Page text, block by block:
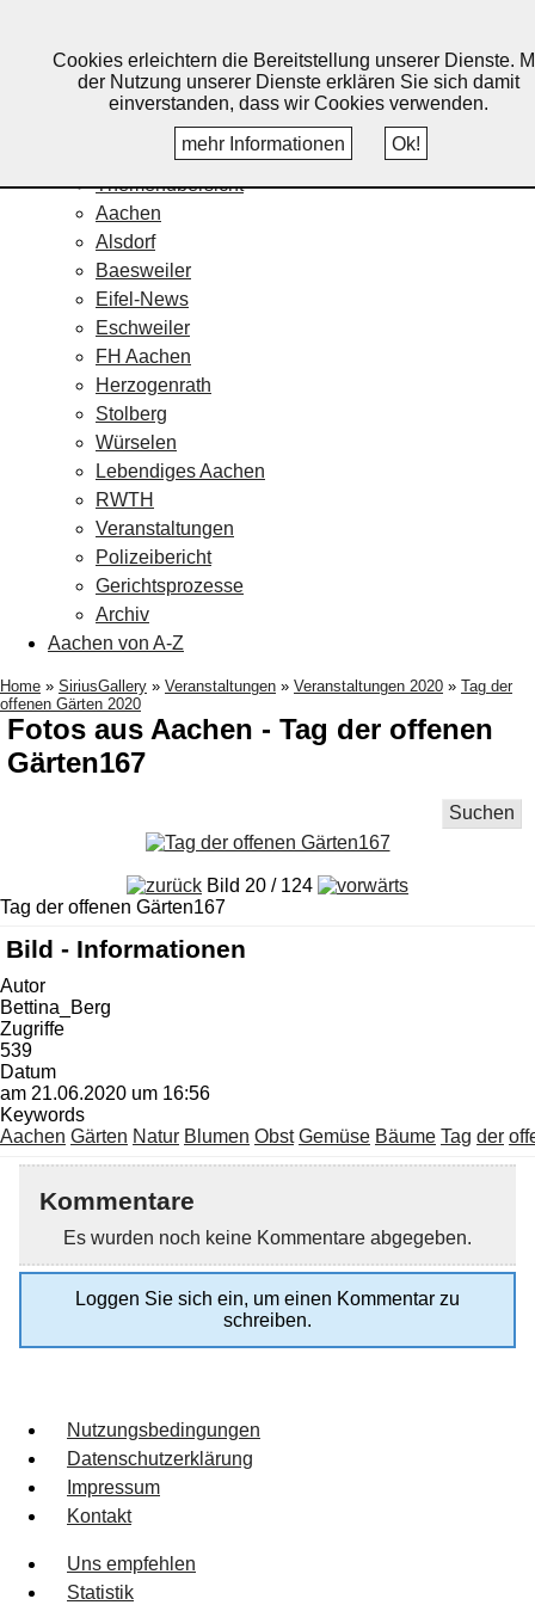
Home
Veranstaltungskalender
Themenübersicht
Aachen
Alsdorf
Baesweiler
Eifel-News
Eschweiler
FH Aachen
Herzogenrath
Stolberg
Würselen
Lebendiges Aachen
RWTH
Veranstaltungen
Polizeibericht
Gerichtsprozesse
Archiv
Aachen von A-Z
Home » SiriusGallery » Veranstaltungen » Veranstaltungen 2020 » Tag der
offenen Gärten 2020
Fotos aus Aachen - Tag der offenen
Gärten167
Suchen
Bild 20 / 124
Tag der offenen Gärten167
Bild - Informationen
Autor
Bettina_Berg
Zugriffe
539
Datum
am 21.06.2020 um 16:56
Keywords
Aachen Gärten Natur Blumen Obst Gemüse Bäume Tag der
Kommentare
Es wurden noch keine Kommentare abgegeben.
Loggen Sie sich ein, um einen Kommentar zu
schreiben.
Nutzungsbedingungen
Datenschutzerklärung
Impressum
Kontakt
Uns empfehlen
Statistik
Cookies erleichtern die Bereitstellung unserer Dienste.
der Nutzung unserer Dienste erklären Sie sich damit
einverstanden, dass wir Cookies verwenden.
mehr Informationen
Ok!